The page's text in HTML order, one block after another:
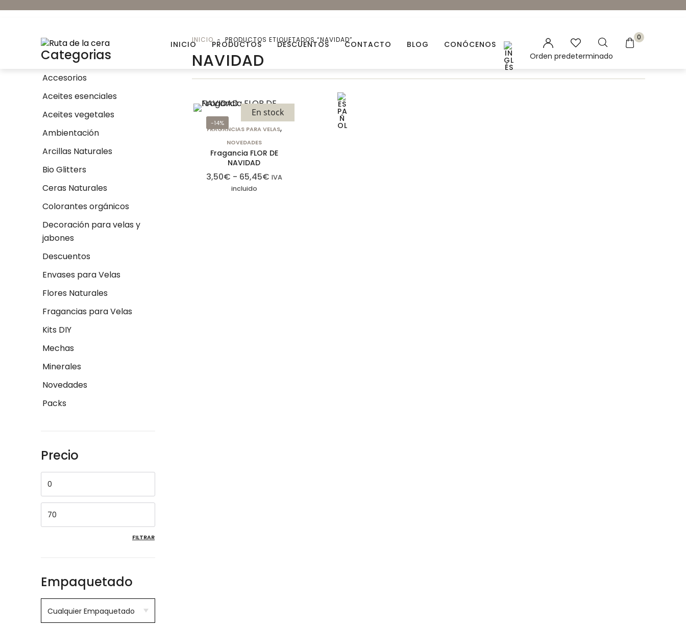
INICIO PRODUCTOS
Accesorios Aceites esenciales
Arcillas Naturales
Mechas
DESCUENTOS CONTACTO BLOG CONÓCENOS
0
Categorias
Accesorios
Aceites esenciales
Aceites vegetales
Ambientación
Arcillas Naturales
Bio Glitters
Ceras Naturales
Colorantes orgánicos
Decoración para velas y
jabones
Descuentos
Envases para Velas
Flores Naturales
Fragancias para Velas
Kits DIY
Mechas
Minerales
Novedades
Packs
Precio
FILTRAR
Empaquetado
INICIO PRODUCTOS ETIQUETADOS “NAVIDAD”
NAVIDAD
-14%
En stock
FRAGANCIAS PARA VELAS,
NOVEDADES
Fragancia FLOR DE
NAVIDAD
3,50€ - 65,45€ IVA
incluido